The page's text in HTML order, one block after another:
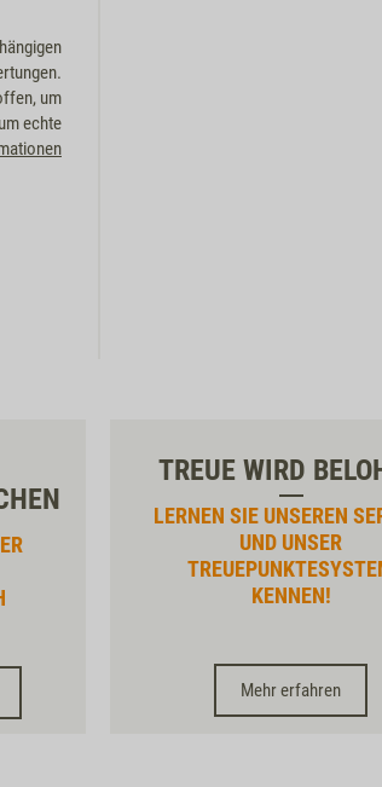
um
echte
TREUE WIRD
LERNEN SIE UNSEREN
UND UNSER
KENNEN!
Mehr erfahren